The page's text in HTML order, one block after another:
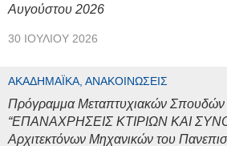
Αυγούστου 2026
30 ΙΟΥΛΊΟΥ 2026
ΑΚΑΔΗΜΑΪΚΆ, ΑΝΑΚΟΙΝΏΣΕΙΣ
Πρόγραμμα Μεταπτυχιακών Σπουδών
“ΕΠΑΝΑΧΡΗΣΕΙΣ ΚΤΙΡΙΩΝ ΚΑΙ
Αρχιτεκτόνων Μηχανικών του